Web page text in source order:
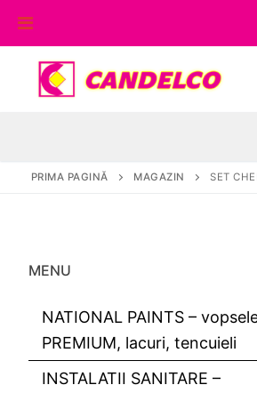
conținut
PRIMA PAGINĂ MAGAZIN SET
MENU
NATIONAL PAINTS –
PREMIUM, lacuri, tencuieli
INSTALATII SANITARE –